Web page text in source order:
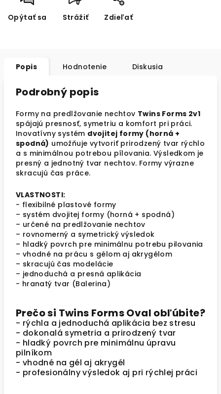
Opýtať sa Strážiť Zdieľať
Popis Hodnotenie Diskusia
Podrobný popis
Formy na predlžovanie nechtov Twins Forms 2v1
spájajú presnosť, symetriu a komfort pri práci.
Inovatívny systém dvojitej formy (horná +
spodná) umožňuje vytvoriť prirodzený tvar rýchlo
a s minimálnou potrebou pílovania. Výsledkom je
presný a jednotný tvar nechtov. Formy výrazne
skracujú čas práce.
VLASTNOSTI:
- flexibilné plastové formy
– systém dvojitej formy (horná + spodná)
– určené na predlžovanie nechtov
– rovnomerný a symetrický výsledok
– hladký povrch pre minimálnu potrebu pilovania
– vhodné na prácu s gélom aj akrygélom
– skracujú čas modelácie
– jednoduchá a presná aplikácia
- hranatý tvar (Balerina)
Prečo si Twins Forms Oval obľúbite?
- rýchla a jednoduchá aplikácia bez stresu
- dokonalá symetria a prirodzený tvar
- hladký povrch pre minimálnu úpravu
pilníkom
- vhodné na gél aj akrygél
- profesionálny výsledok aj pri rýchlej práci